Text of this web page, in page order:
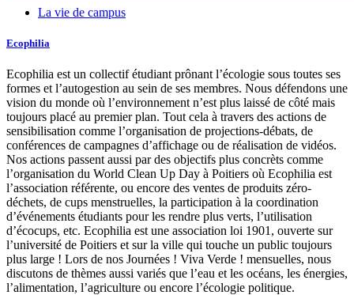
La vie de campus
Ecophilia
Ecophilia est un collectif étudiant prônant l’écologie sous toutes ses
formes et l’autogestion au sein de ses membres. Nous défendons une
vision du monde où l’environnement n’est plus laissé de côté mais
toujours placé au premier plan. Tout cela à travers des actions de
sensibilisation comme l’organisation de projections-débats, de
conférences de campagnes d’affichage ou de réalisation de vidéos.
Nos actions passent aussi par des objectifs plus concrèts comme
l’organisation du World Clean Up Day à Poitiers où Ecophilia est
l’association référente, ou encore des ventes de produits zéro-
déchets, de cups menstruelles, la participation à la coordination
d’événements étudiants pour les rendre plus verts, l’utilisation
d’écocups, etc. Ecophilia est une association loi 1901, ouverte sur
l’université de Poitiers et sur la ville qui touche un public toujours
plus large ! Lors de nos Journées ! Viva Verde ! mensuelles, nous
discutons de thèmes aussi variés que l’eau et les océans, les énergies,
l’alimentation, l’agriculture ou encore l’écologie politique.